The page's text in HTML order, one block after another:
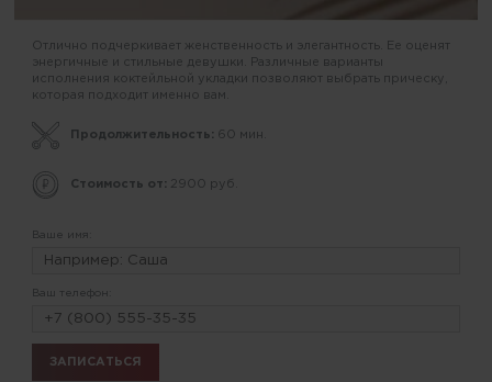
Отлично подчеркивает женственность и элегантность. Ее оценят
энергичные и стильные девушки. Различные варианты
исполнения коктейльной укладки позволяют выбрать прическу,
которая подходит именно вам.
Продолжительность: 60 мин.
Стоимость от: 2900 руб.
Ваше имя:
Ваш телефон: